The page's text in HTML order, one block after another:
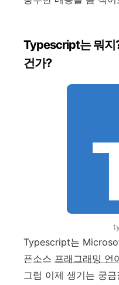
Typescript는 뭐지
건가?
Typescript는
픈소스 프래그래밍 언
그럼 이제 생기는 궁